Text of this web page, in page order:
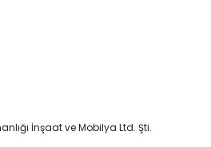
İnşaat ve Mobilya Ltd. Şti.